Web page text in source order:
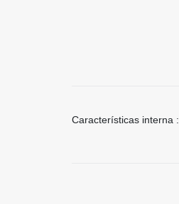
Características interna :